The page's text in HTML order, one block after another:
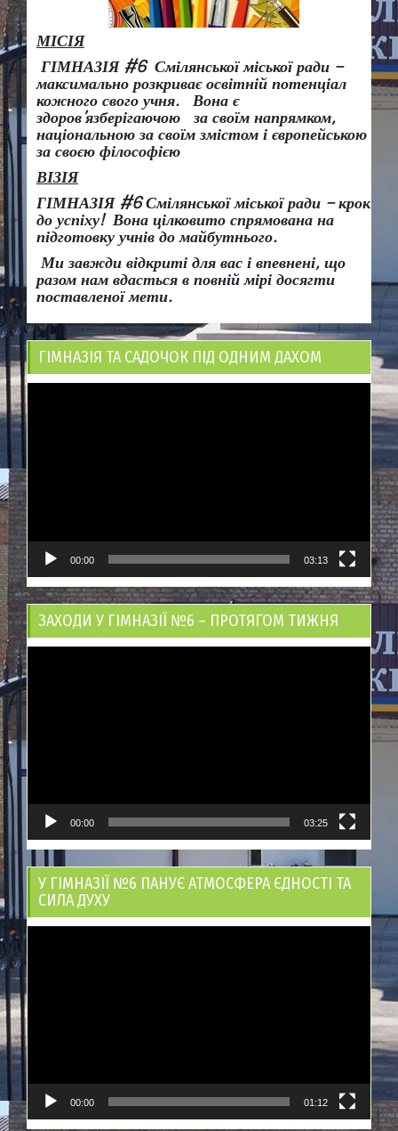
МІСІЯ
ГІМНАЗІЯ #6 Смілянської міської ради –
максимально розкриває освітній потенціал
кожного свого учня.
Вона є
здоров’язберігаючою за своїм напрямком,
національною за своїм змістом і європейською
за своєю філософією
ВІЗІЯ
ГІМНАЗІЯ #6 Смілянської міської ради – крок
до успіху! Вона цілковито спрямована на
підготовку учнів до майбутнього.
Ми завжди відкриті для вас і впевнені, що
разом нам вдасться в повній мірі досягти
поставленої мети.
ГІМНАЗІЯ ТА САДОЧОК ПІД ОДНИМ ДАХОМ
00:00 03:13
ЗАХОДИ У ГІМНАЗІЇ №6 – ПРОТЯГОМ ТИЖНЯ
00:00 03:25
У ГІМНАЗІЇ №6 ПАНУЄ АТМОСФЕРА ЄДНОСТІ ТА
СИЛА ДУХУ
00:00 01:12